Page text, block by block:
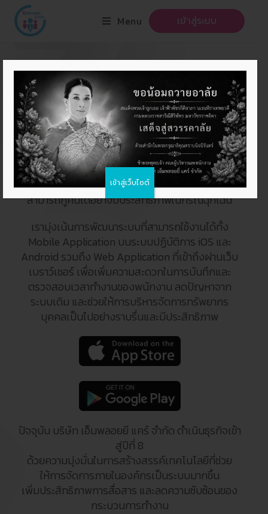
เข้าสู่ระบบ
Menu
บริษัท เอ็มพลอยยี แคร์ จำกัด
Employee Care
ระบบบันทึกเวลาทำงานของพนักงานแบบ Real-time
ที่ออกแบบมาเพื่อตอบโจทย์องค์กรยุคใหม่ ด้วย
เทคโนโลยี Cloud Computing ที่มีความปลอดภัยสูง
และสามารถรองรับการทำงานบน Private Cloud
พร้อม DR Site (Disaster Recovery) เพื่อให้มั่นใจได้
ว่าข้อมูลสำคัญขององค์กรได้รับการปกป้องและ
สามารถกู้คืนได้อย่างมีประสิทธิภาพในกรณีฉุกเฉิน
เรามุ่งเน้นการพัฒนาระบบที่สามารถใช้งานได้ทั้ง
Mobile Application บนระบบปฏิบัติการ iOS และ
Android รวมถึง Web Application ที่เข้าถึงผ่านเว็บ
เบราว์เซอร์ เพื่อเพิ่มความสะดวกในการบันทึกและ
ตรวจสอบเวลาทำงานของพนักงาน ลดปัญหาจาก
ระบบเดิม และช่วยให้การบริหารจัดการทรัพยากร
บุคคลเป็นไปอย่างราบรื่นและมีประสิทธิภาพ
ปัจจุบัน บริษัท เอ็มพลอยยี แคร์ จำกัด ดำเนินธุรกิจเข้า
สู่ปีที่ 8
ด้วยความมุ่งมั่นในการสร้างสรรค์เทคโนโลยีที่ช่วย
ให้การจัดการภายในองค์กรเป็นระบบมากขึ้น
เพิ่มประสิทธิภาพการสื่อสาร และลดความซับซ้อนของ
กระบวนการทำงาน
เข้าสู่เว็บไซต์